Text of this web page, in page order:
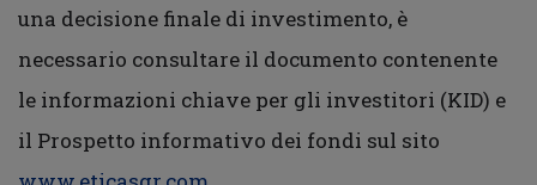
una decisione finale di investimento, è
necessario consultare il documento contenente
le informazioni chiave per gli investitori (KID) e
il Prospetto informativo dei fondi sul sito